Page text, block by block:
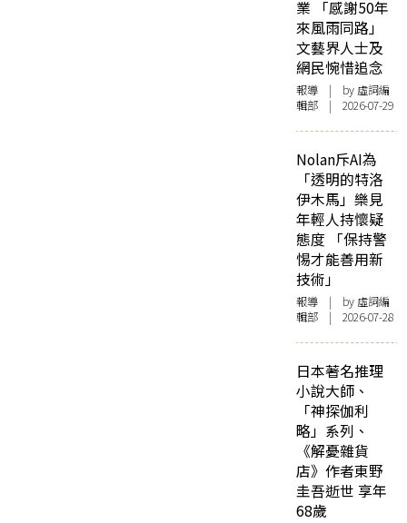
業 「感謝50年
來風雨同路」
文藝界人士及
網民惋惜追念
報導 | by 虛詞編
輯部 | 2026-07-29
Nolan斥AI為
「透明的特洛
伊木馬」樂見
年輕人持懷疑
態度 「保持警
惕才能善用新
技術」
報導 | by 虛詞編
輯部 | 2026-07-28
日本著名推理
小說大師、
「神探伽利
略」系列、
《解憂雜貨
店》作者東野
圭吾逝世 享年
68歲